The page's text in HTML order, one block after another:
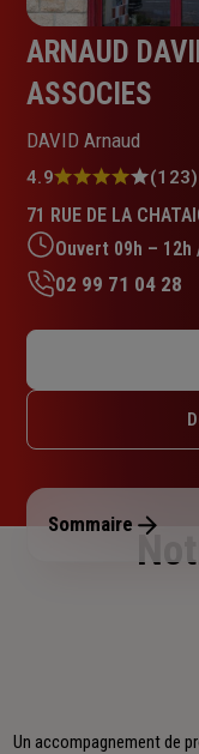
ARNAUD
ASSOCIES
DAVID Arnaud
Note
4.9
sur
5
étoiles
4.9 (123)
71 RUE DE LA
Mardi : 09h – 12h
Jeudi : 09h – 12h
Dimanche : Fermé
02 99 71 04 28
Sommaire
Un accompagnement de